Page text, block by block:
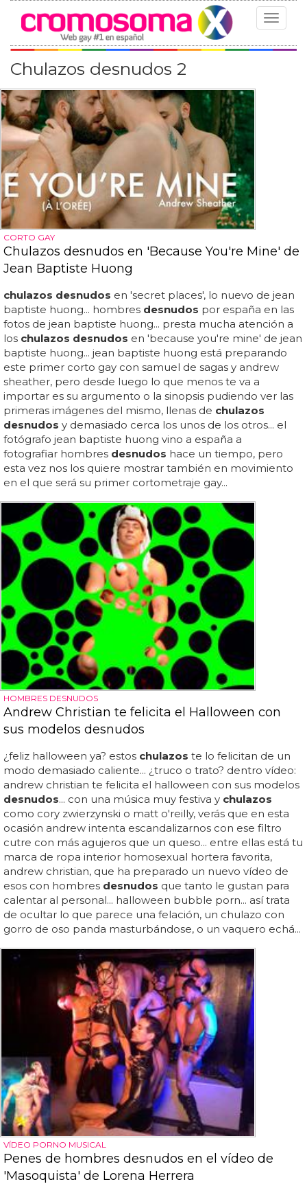
Toggle
Chulazos desnudos 2
CORTO GAY
Chulazos desnudos en 'Because You're Mine' de
Jean Baptiste Huong
chulazos desnudos en 'secret places', lo nuevo de jean
baptiste huong... hombres desnudos por españa en las
fotos de jean baptiste huong... presta mucha atención a
los chulazos desnudos en 'because you're mine' de jean
baptiste huong... jean baptiste huong está preparando
este primer corto gay con samuel de sagas y andrew
sheather, pero desde luego lo que menos te va a
importar es su argumento o la sinopsis pudiendo ver las
primeras imágenes del mismo, llenas de chulazos
desnudos y demasiado cerca los unos de los otros... el
fotógrafo jean baptiste huong vino a españa a
fotografiar hombres desnudos hace un tiempo, pero
esta vez nos los quiere mostrar también en movimiento
en el que será su primer cortometraje gay...
HOMBRES DESNUDOS
Andrew Christian te felicita el Halloween con
sus modelos desnudos
¿feliz halloween ya? estos chulazos te lo felicitan de un
modo demasiado caliente... ¿truco o trato? dentro vídeo:
andrew christian te felicita el halloween con sus modelos
desnudos... con una música muy festiva y chulazos
como cory zwierzynski o matt o'reilly, verás que en esta
ocasión andrew intenta escandalizarnos con ese filtro
cutre con más agujeros que un queso... entre ellas está tu
marca de ropa interior homosexual hortera favorita,
andrew christian, que ha preparado un nuevo vídeo de
esos con hombres desnudos que tanto le gustan para
calentar al personal... halloween bubble porn... así trata
de ocultar lo que parece una felación, un chulazo con
gorro de oso panda masturbándose, o un vaquero echá...
VÍDEO PORNO MUSICAL
Penes de hombres desnudos en el vídeo de
'Masoquista' de Lorena Herrera